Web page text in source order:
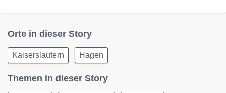
Orte in dieser Story
Kaiserslautern Hagen
Themen in dieser Story